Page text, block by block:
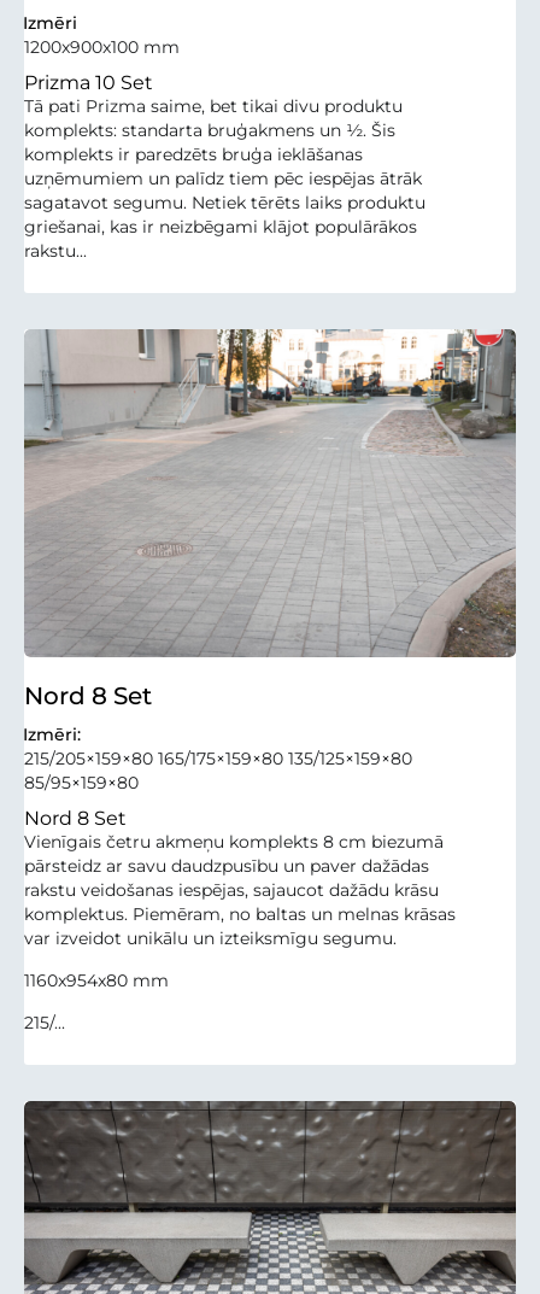
Izmēri
1200x900x100 mm
Prizma 10 Set
Tā pati Prizma saime, bet tikai divu produktu
komplekts: standarta bruģakmens un ½. Šis
komplekts ir paredzēts bruģa ieklāšanas
uzņēmumiem un palīdz tiem pēc iespējas ātrāk
sagatavot segumu. Netiek tērēts laiks produktu
griešanai, kas ir neizbēgami klājot populārākos
rakstu...
Nord 8 Set
Izmēri:
215/205×159×80 165/175×159×80 135/125×159×80
85/95×159×80
Nord 8 Set
Vienīgais četru akmeņu komplekts 8 cm biezumā
pārsteidz ar savu daudzpusību un paver dažādas
rakstu veidošanas iespējas, sajaucot dažādu krāsu
komplektus. Piemēram, no baltas un melnas krāsas
var izveidot unikālu un izteiksmīgu segumu.
1160x954x80 mm
215/...